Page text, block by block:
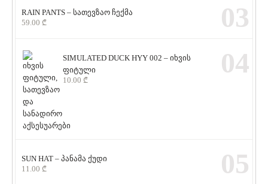
RAIN PANTS – სათევზაო ჩექმა
59.00 ₾ 03
SIMULATED DUCK HYY 002 – იხვის
ფიტული
10.00 ₾
04
SUN HAT – პანამა ქუდი
11.00 ₾ 05